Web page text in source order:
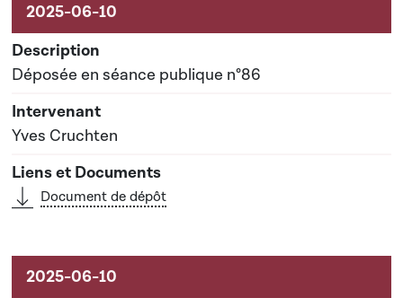
Déposée en séance publique n°86
Yves Cruchten
Document de dépôt